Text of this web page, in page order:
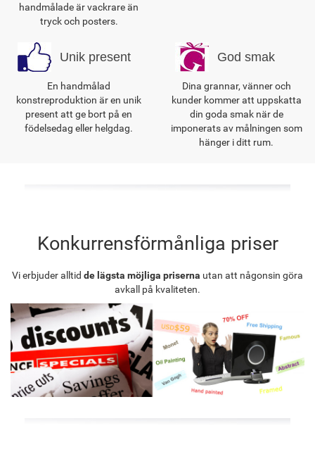
handmålade är vackrare än
tryck och posters.
Unik present
En handmålad
konstreproduktion är en unik
present att ge bort på en
födelsedag eller helgdag.
God smak
Dina grannar, vänner och
kunder kommer att uppskatta
din goda smak när de
imponerats av målningen som
hänger i ditt rum.
Konkurrensförmånliga priser
Vi erbjuder alltid de lägsta möjliga priserna utan att någonsin göra
avkall på kvaliteten.